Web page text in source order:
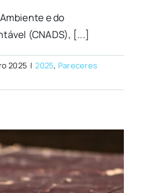
e do
(CNADS), [...]
2025 | 2025, Pareceres